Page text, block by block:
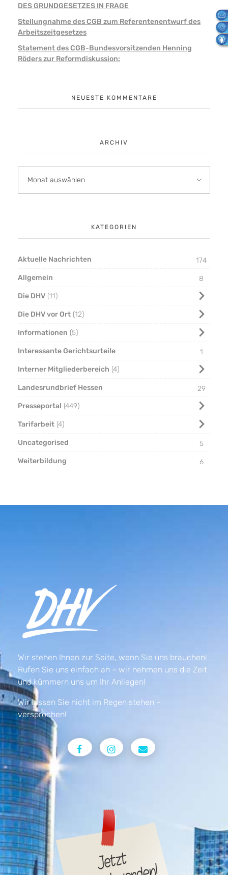
DES GRUNDGESETZES IN FRAGE
Stellungnahme des CGB zum Referentenentwurf des
Arbeitszeitgesetzes
Statement des CGB-Bundesvorsitzenden Henning
Röders zur Reformdiskussion:
NEUESTE KOMMENTARE
ARCHIV
KATEGORIEN
Aktuelle Nachrichten
174
Allgemein
8
Die DHV 11
Die DHV vor Ort 12
Informationen 5
Interessante Gerichtsurteile
1
Interner Mitgliederbereich 4
Landesrundbrief Hessen
29
Presseportal 449
Tarifarbeit 4
Uncategorised
5
Weiterbildung
6
Wir stehen Ihnen zur Seite, wenn Sie uns brauchen!
Rufen Sie uns einfach an – wir nehmen uns die Zeit
und kümmern uns um Ihr Anliegen!
Wir lassen Sie nicht im Regen stehen –
versprochen!